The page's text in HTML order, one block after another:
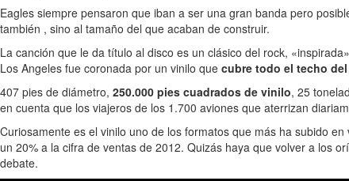
Eagles siempre pensaron que iban a ser una gran banda pero
también , sino al tamaño del que acaban de construir.
La canción que le da título al disco es un clásico del rock,
Los Angeles fue coronada por un vinilo que cubre todo el techo
407 pies de diámetro, 250.000 pies cuadrados de vinilo, 25
en cuenta que los viajeros de los 1.700 aviones que aterrizan
Curiosamente es el vinilo uno de los formatos que más ha subido
un 20% a la cifra de ventas de 2012. Quizás haya que volver a los
debate.